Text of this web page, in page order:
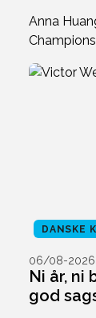
Anna
DANSKE
06/08-2026
Ni år, ni
god